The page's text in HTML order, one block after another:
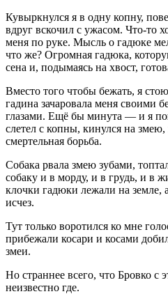
Кувыркнулся я в одну копну,
вдруг вскочил с ужасом. Что-то
меня по руке. Мысль о гадюке
что же? Огромная гадюка,
сена и, подымаясь на хвост,
Вместо того чтобы бежать, я
гадина зачаровала меня своими
глазами. Ещё бы минута — и я
слетел с копны, кинулся на
смертельная борьба.
Собака рвала змею зубами,
собаку и в морду, и в грудь, и в
клочки гадюки лежали на земле,
исчез.
Тут только воротился ко мне
прибежали косари и косами
змеи.
Но страннее всего, что Бровко с
неизвестно где.